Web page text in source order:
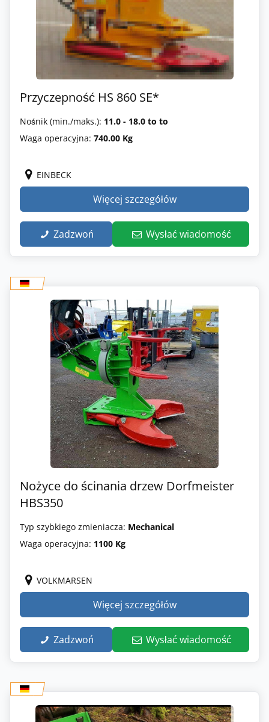
Przyczepność HS 860 SE*
Nośnik (min./maks.): 11.0 - 18.0 to to
Waga operacyjna: 740.00 Kg
EINBECK
Więcej szczegółów
Zadzwoń Wysłać wiadomość
Nożyce do ścinania drzew Dorfmeister
HBS350
Typ szybkiego zmieniacza: Mechanical
Waga operacyjna: 1100 Kg
VOLKMARSEN
Więcej szczegółów
Zadzwoń Wysłać wiadomość